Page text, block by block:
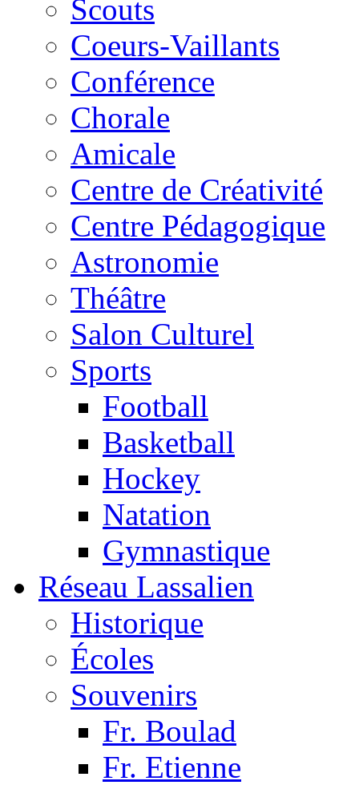
Scouts
Coeurs-Vaillants
Conférence
Chorale
Amicale
Centre de Créativité
Centre Pédagogique
Astronomie
Théâtre
Salon Culturel
Sports
Football
Basketball
Hockey
Natation
Gymnastique
Réseau Lassalien
Historique
Écoles
Souvenirs
Fr. Boulad
Fr. Etienne